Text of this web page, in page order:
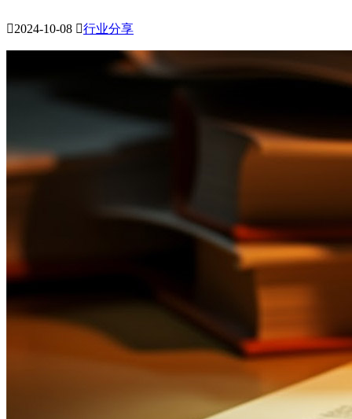
2024-10-08 行业分享